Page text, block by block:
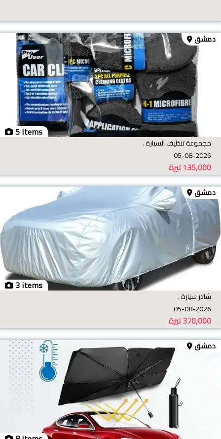
5 items
دمشق
مجموعة تنظيف السيارة .
05-08-2026
ليرة135,000
3 items
دمشق
شادر سيارة .
05-08-2026
ليرة370,000
دمشق